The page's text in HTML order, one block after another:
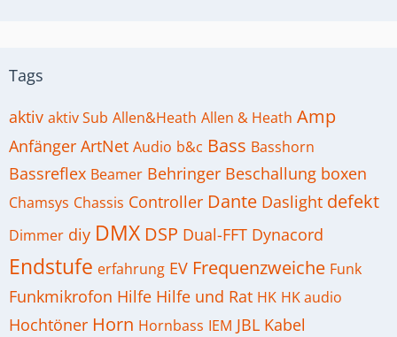
Tags
aktiv aktiv Sub Allen&Heath Allen & Heath Amp
Anfänger ArtNet Audio b&c Bass Basshorn
Bassreflex Beamer Behringer Beschallung boxen
Chamsys Chassis Controller Dante Daslight defekt
Dimmer diy DMX DSP Dual-FFT Dynacord
Endstufe erfahrung EV Frequenzweiche Funk
Funkmikrofon Hilfe Hilfe und Rat HK HK audio
Hochtöner Horn Hornbass IEM JBL Kabel